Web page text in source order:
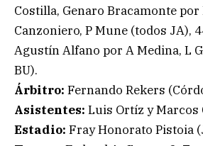
Costilla, Genaro Bracamonte por
Canzoniero, P Mune (todos JA),
Agustín Alfano por A Medina, L
BU).
Árbitro: Fernando Rekers
Asistentes: Luis Ortíz y Marcos
Estadio: Fray Honorato Pistoia